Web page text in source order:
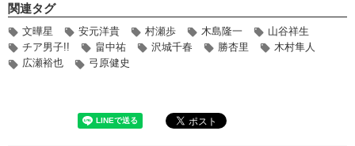
関連タグ
文曄星 安元洋貴 村瀬歩 木島隆一
山谷祥生
チア男子!!
畠中祐 沢城千春 勝杏里
木村隼人
広瀬裕也
弓原健史